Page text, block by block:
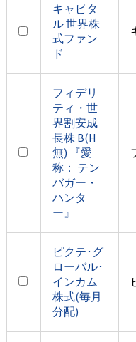
キャピタ
ル 世界株
式ファン
ド
フィデリ
ティ・世
界割安成
長株 B(H
無) 『愛
称： テン
バガー・
ハンタ
ー』
ピクテ･グ
ローバル･
インカム
株式(毎月
分配)